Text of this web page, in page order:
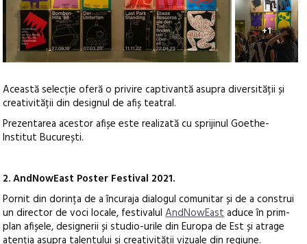
+1
Această selecție oferă o privire captivantă asupra diversității și
creativității din designul de afiș teatral.
Prezentarea acestor afișe este realizată cu sprijinul Goethe-
Institut București.
2. AndNowEast Poster Festival 2021.
Pornit din dorința de a încuraja dialogul comunitar și de a construi
un director de voci locale, festivalulAndNowEastaduce în prim-
plan afișele, designerii și studio-urile din Europa de Est și atrage
atenția asupra talentului și creativității vizuale din regiune.